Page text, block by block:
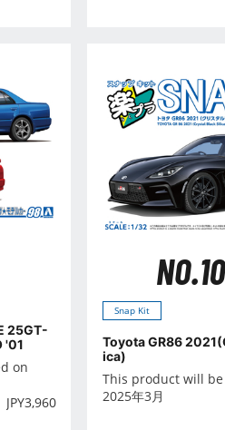
25GT-
'01
on
JPY3,960
Snap Kit
Toyota GR86
ica)
This product will
2025年3月